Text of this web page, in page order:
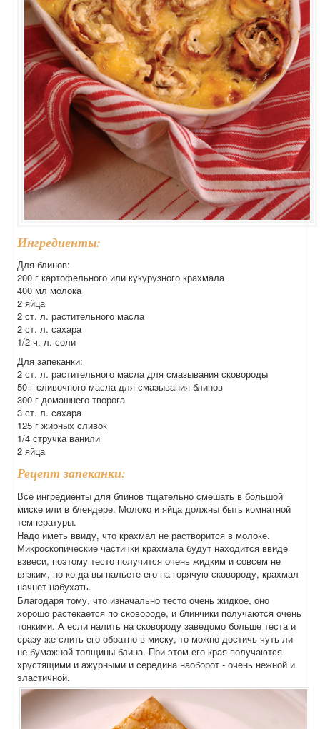
Ингредиенты:
Для блинов:
200 г картофельного или кукурузного крахмала
400 мл молока
2 яйца
2 ст. л. растительного масла
2 ст. л. сахара
1/2 ч. л. соли
Для запеканки:
2 ст. л. растительного масла для смазывания сковороды
50 г сливочного масла для смазывания блинов
300 г домашнего творога
3 ст. л. сахара
125 г жирных сливок
1/4 стручка ванили
2 яйца
Рецепт запеканки:
Все ингредиенты для блинов тщательно смешать в большой
миске или в блендере. Молоко и яйца должны быть комнатной
температуры.
Надо иметь ввиду, что крахмал не растворится в молоке.
Микроскопические частички крахмала будут находится ввиде
взвеси, поэтому тесто получится очень жидким и совсем не
вязким, но когда вы нальете его на горячую сковороду, крахмал
начнет набухать.
Благодаря тому, что изначально тесто очень жидкое, оно
хорошо растекается по сковороде, и блинчики получаются очень
тонкими. А если налить на сковороду заведомо больше теста и
сразу же слить его обратно в миску, то можно достичь чуть-ли
не бумажной толщины блина. При этом его края получаются
хрустящими и ажурными и середина наоборот - очень нежной и
эластичной.